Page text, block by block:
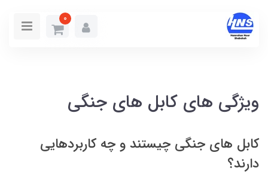
0
ویژگی های کابل های جنگی
کابل‌ های جنگی چیستند و چه کاربردهایی
دارند؟